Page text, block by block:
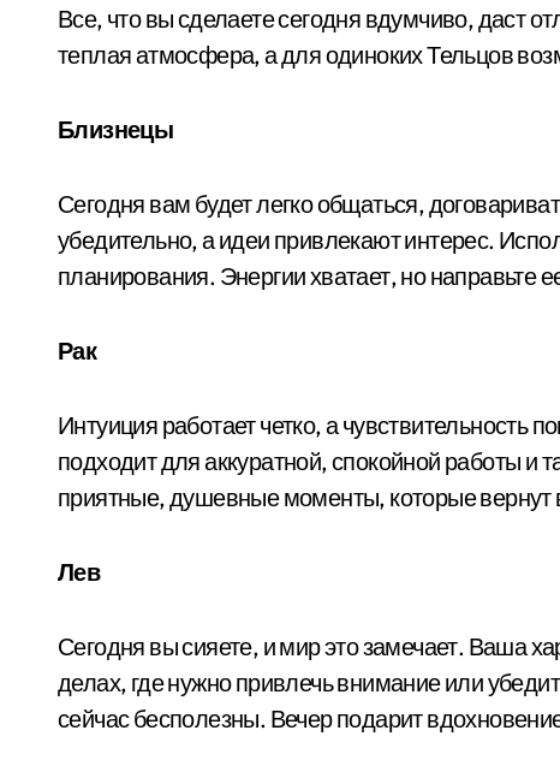
Все, что вы сделаете сегодня вдумчиво, даст
теплая атмосфера, а для одиноких Тельцов
Близнецы
Сегодня вам будет легко общаться,
убедительно, а идеи привлекают интерес.
планирования. Энергии хватает, но направьте
Рак
Интуиция работает четко, а чувствительность
подходит для аккуратной, спокойной работы
приятные, душевные моменты, которые
Лев
Сегодня вы сияете, и мир это замечает. Ваша
делах, где нужно привлечь внимание или
сейчас бесполезны. Вечер подарит